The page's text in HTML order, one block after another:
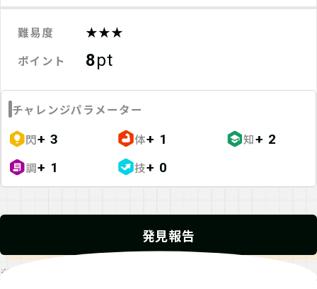
難易度 ★★★
ポイント 8pt
チャレンジパラメーター
閃+ 3 体+ 1 知+ 2
調+ 1 技+ 0
発見報告
※発見報告にGPSを使用するクエストが一部存在します。